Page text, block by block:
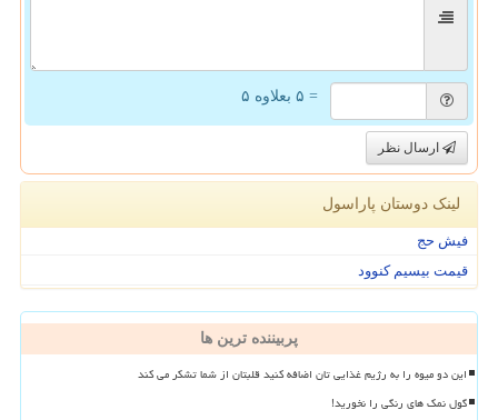
= ۵ بعلاوه ۵
ارسال نظر
لینک دوستان پاراسول
فیش حج
قیمت بیسیم کنوود
پربیننده ترین ها
این دو میوه را به رژیم غذایی تان اضافه کنید قلبتان از شما تشکر می کند
گول نمک های رنگی را نخورید!